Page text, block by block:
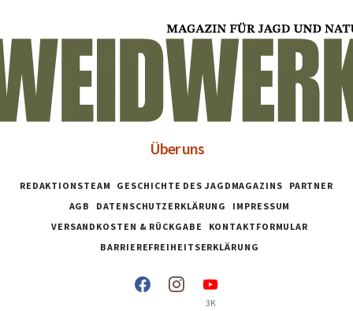
Über uns
REDAKTIONSTEAM GESCHICHTE DES JAGDMAGAZINS
PARTNER
AGB
DATENSCHUTZERKLÄRUNG
IMPRESSUM
VERSANDKOSTEN & RÜCKGABE
KONTAKTFORMULAR
BARRIEREFREIHEITSERKLÄRUNG
3K